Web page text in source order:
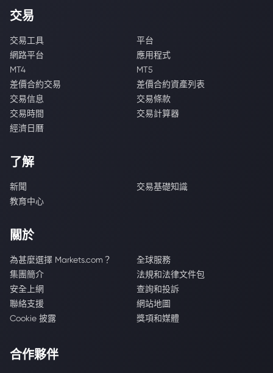
交易
交易工具
平台
網路平台
應用程式
MT4
MT5
差價合約交易
差價合約資產列表
交易信息
交易條款
交易時間
交易計算器
經濟日曆
了解
新聞
交易基礎知識
教育中心
關於
為甚麼選擇 Markets.com？
全球服務
集團簡介
法規和法律文件包
安全上網
查詢和投訴
聯絡支援
網站地圖
Cookie 披露
獎項和媒體
合作夥伴